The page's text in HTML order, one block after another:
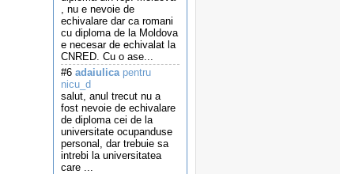
, nu e nevoie de
echivalare dar ca romani
cu diploma de la Moldova
e necesar de echivalat la
CNRED. Cu o ase...
#6 adaiulicapentru
nicu_d
salut, anul trecut nu a
fost nevoie de echivalare
de diploma cei de la
universitate ocupanduse
personal, dar trebuie sa
intrebi la universitatea
care ...